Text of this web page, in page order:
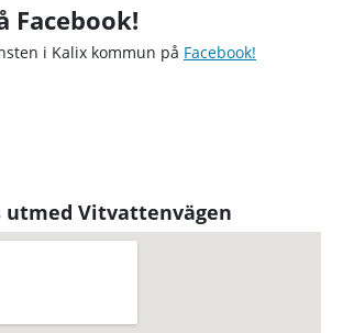
Facebook!
i Kalix kommun på Facebook!
utmed Vitvattenvägen